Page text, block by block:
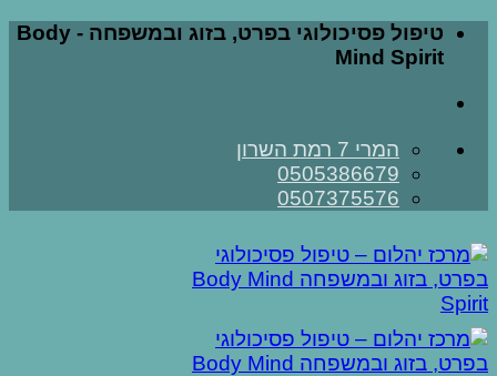
Skip
טיפול פסיכולוגי בפרט, בזוג ובמשפחה - Body
Mind Spirit
המרי 7 רמת השרון
0505386679
0507375576